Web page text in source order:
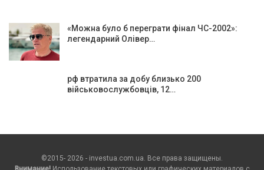
«Можна було б переграти фінал ЧС-2002»:
легендарний Олівер…
рф втратила за добу близько 200
військовослужбовців, 12…
©2015- 2026 - investua.com.ua. Все права защищены.